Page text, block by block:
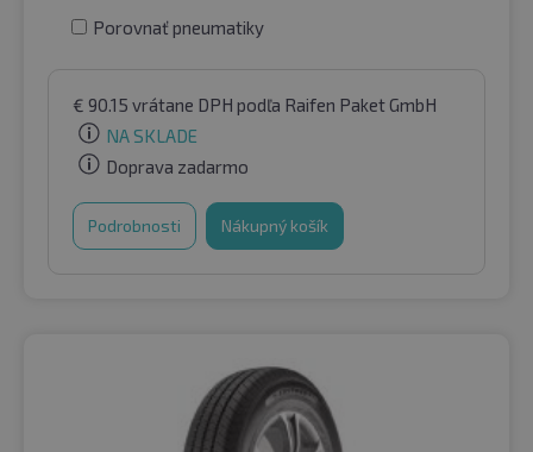
Porovnať pneumatiky
€ 90.15 vrátane DPH podľa Raifen Paket GmbH
NA SKLADE
Doprava zadarmo
Podrobnosti Nákupný košík